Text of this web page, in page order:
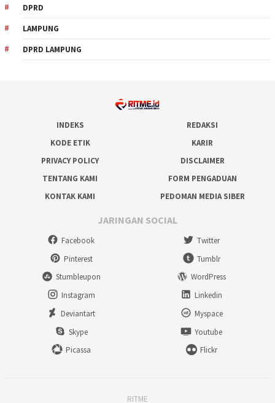
DPRD
LAMPUNG
DPRD LAMPUNG
INDEKS
REDAKSI
KODE ETIK
KARIR
PRIVACY POLICY
DISCLAIMER
TENTANG KAMI
FORM PENGADUAN
KONTAK KAMI
PEDOMAN MEDIA SIBER
JARINGAN SOCIAL
Facebook
Twitter
Pinterest
Tumblr
Stumbleupon
WordPress
Instagram
Linkedin
Deviantart
Myspace
Skype
Youtube
Picassa
Flickr
RITME